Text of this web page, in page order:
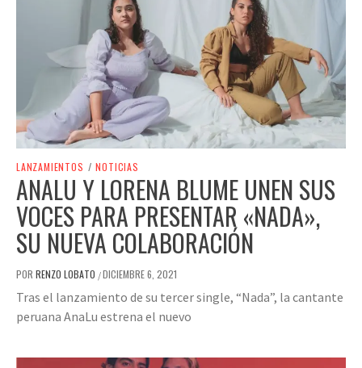
LANZAMIENTOS / NOTICIAS
ANALU Y LORENA BLUME UNEN SUS
VOCES PARA PRESENTAR «NADA»,
SU NUEVA COLABORACIÓN
POR RENZO LOBATO /DICIEMBRE 6, 2021
Tras el lanzamiento de su tercer single, “Nada”, la cantante
peruana AnaLu estrena el nuevo